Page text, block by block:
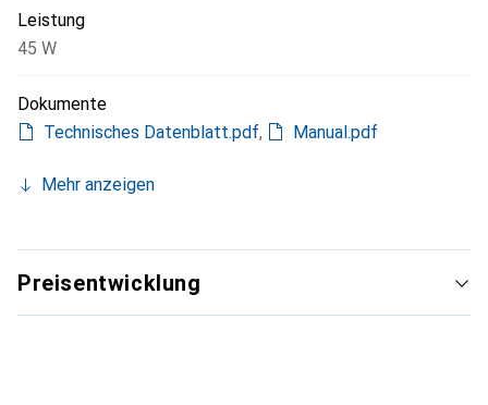
Leistung
45 W
Dokumente
Technisches Datenblatt.pdf, Manual.pdf
Mehr anzeigen
Preisentwicklung